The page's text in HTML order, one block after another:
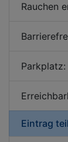
Rauchen
Parkplatz:
Eintrag